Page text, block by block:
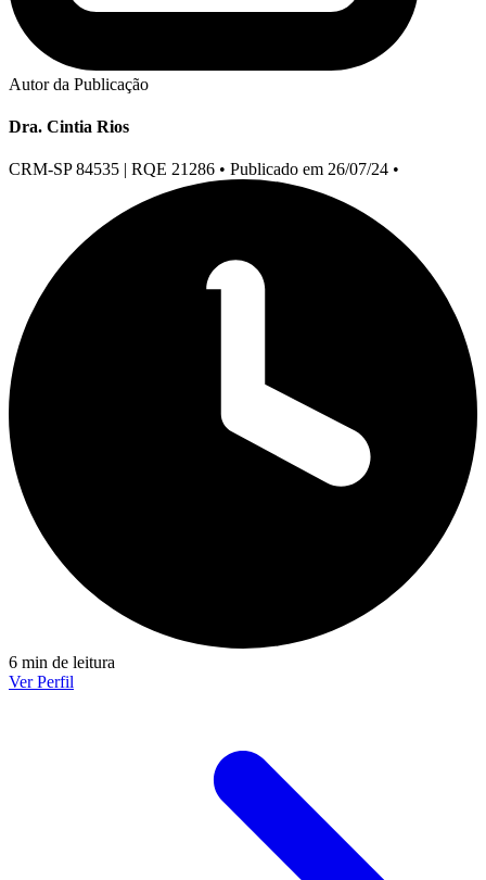
Autor da Publicação
Dra. Cintia Rios
CRM-SP 84535 | RQE 21286 • Publicado em 26/07/24 •
6 min de leitura
Ver Perfil